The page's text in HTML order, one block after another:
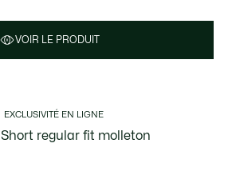
VOIR LE PRODUIT
EXCLUSIVITÉ EN LIGNE
Short regular fit molleton